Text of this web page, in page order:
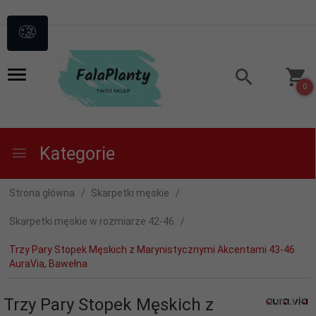
0
Kategorie
Strona główna Skarpetki męskie
Skarpetki męskie w rozmiarze 42-46
Trzy Pary Stopek Męskich z Marynistycznymi Akcentami 43-46
AuraVia, Bawełna
Trzy Pary Stopek Męskich z